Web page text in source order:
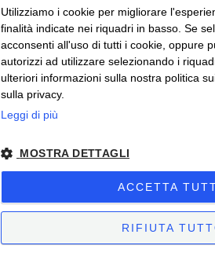
Lavora con noi
Spedizioni – Ritiri in sede
Resi
Diritto di recesso
Horeca Club
Spedizioni
Utilizziamo i cookie per migliorare
finalità indicate nei riquadri in basso. Se
acconsenti all'uso di tutti i cookie, oppure
autorizzi ad utilizzare selezionando i
ulteriori informazioni sulla nostra politica
sulla privacy.
Leggi di più
MOSTRA DETTAGLI
ACCETTA
RIFIUTA